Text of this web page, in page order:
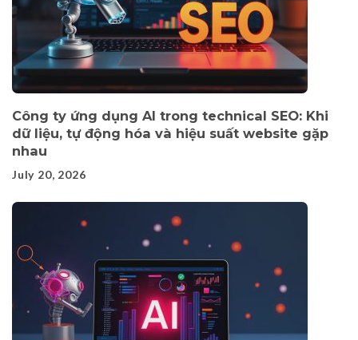
Công ty ứng dụng AI trong technical SEO: Khi
dữ liệu, tự động hóa và hiệu suất website gặp
nhau
July 20, 2026